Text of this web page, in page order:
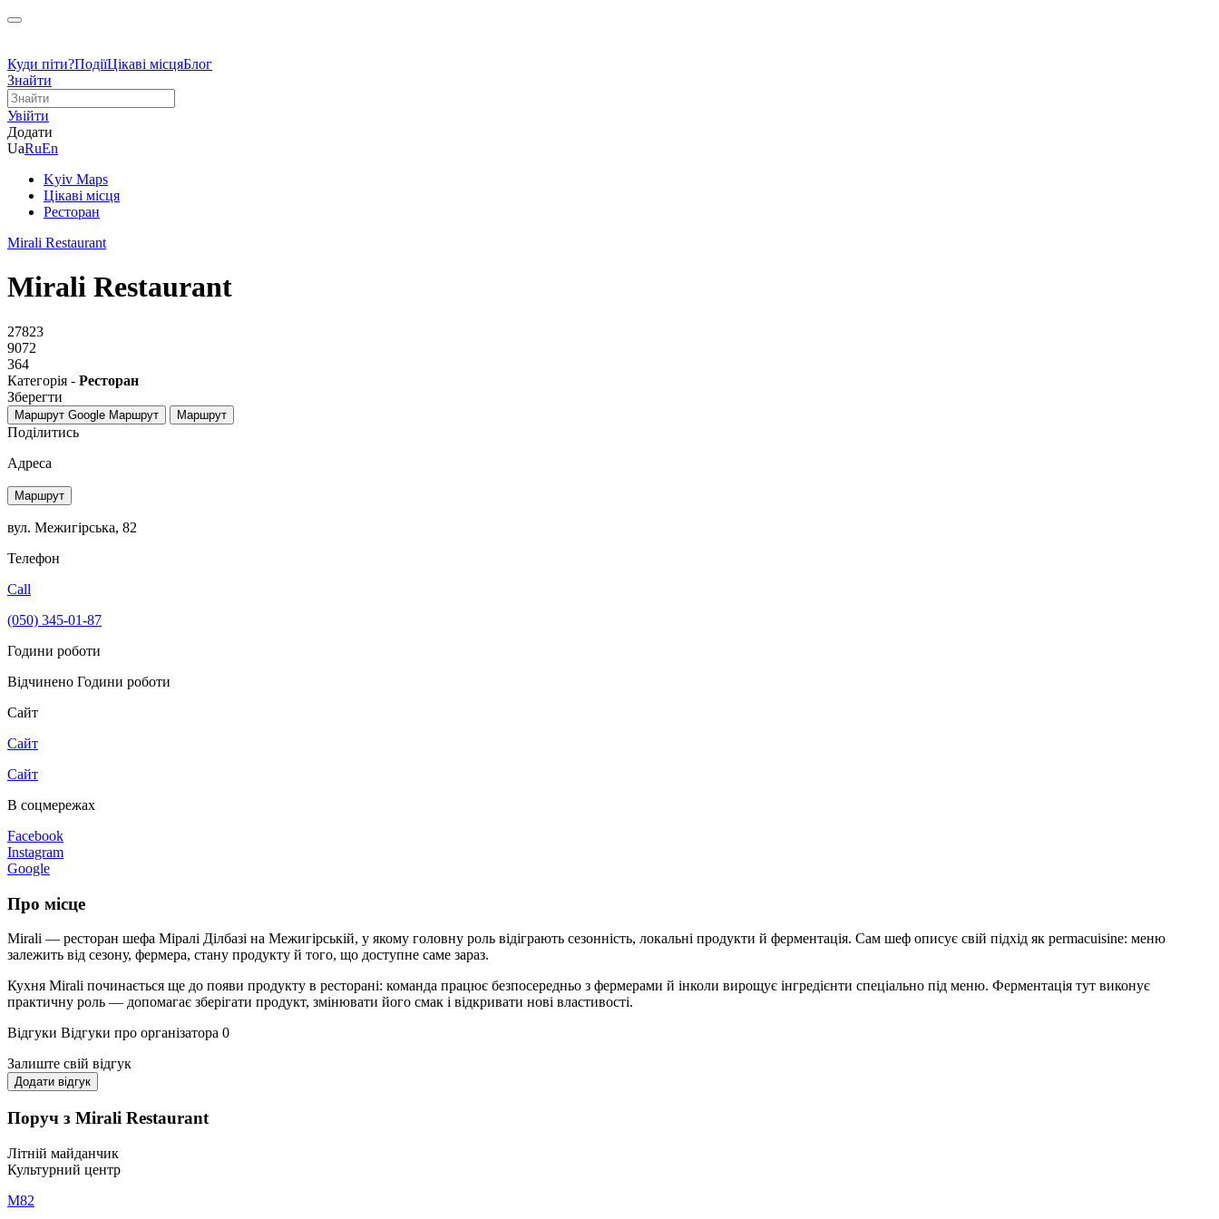
Куди піти?ПодіїЦікаві місцяБлог
Знайти
Увійти
Додати
UaRuEn
Kyiv Maps
Цікаві місця
Ресторан
Mirali Restaurant
Mirali Restaurant
27823
9072
364
Категорія - Ресторан
Зберегти
Маршрут Google Маршрут Маршрут
Поділитись
Адреса
Маршрут
вул. Межигірська, 82
Телефон
Call
(050) 345-01-87
Години роботи
Відчинено Години роботи
Сайт
Сайт
Сайт
В соцмережах
Facebook
Instagram
Google
Про місце
Mirali — ресторан шефа Міралі Ділбазі на Межигірській, у якому головну роль відіграють сезонність, локальні продукти й ферментація. Сам шеф описує свій підхід як permacuisine: меню
залежить від сезону, фермера, стану продукту й того, що доступне саме зараз.
Кухня Mirali починається ще до появи продукту в ресторані: команда працює безпосередньо з фермерами й інколи вирощує інгредієнти спеціально під меню. Ферментація тут виконує
практичну роль — допомагає зберігати продукт, змінювати його смак і відкривати нові властивості.
Відгуки Відгуки про організатора 0
Залиште свій відгук
Додати відгук
Поруч з Mirali Restaurant
Літній майданчик
Культурний центр
М82